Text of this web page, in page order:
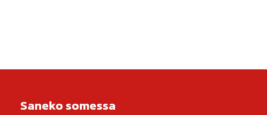
Saneko somessa